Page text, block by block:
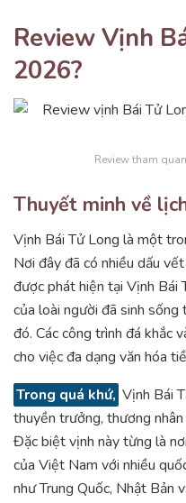
Review Vịnh
2026?
Review tham
Thuyết minh về
Vịnh Bái Tử Long là một
Nơi đây đã có nhiều dấu
được phát hiện tại Vịnh Bái
của loài người đã sinh
đó. Các công trình đá khắc
cho việc đa dạng văn hóa
Trong quá khứ, Vịnh Bái
thuyền trưởng, thương
Đặc biệt vịnh này từng là
của Việt Nam với nhiều
như Trung Quốc, Nhật Bản